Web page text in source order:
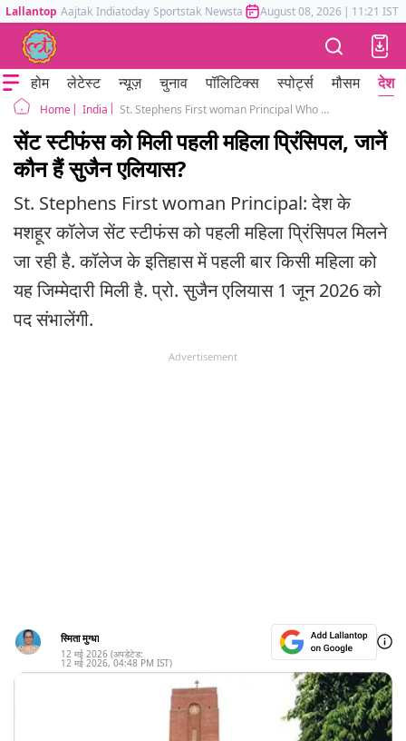
Lallantop Aajtak Indiatoday Sportstak Newstak Mumbai Tak Astrotak
August 08, 2026 | 11:21 IST
होम लेटेस्ट न्यूज़ चुनाव पॉलिटिक्स स्पोर्ट्स मौसम देश
Home India St. Stephens First woman Principal Who Professor Suzanne Elias
सेंट स्टीफंस को मिली पहली महिला प्रिंसिपल, जानें
कौन हैं सुजैन एलियास?
St. Stephens First woman Principal: देश के
मशहूर कॉलेज सेंट स्टीफंस को पहली महिला प्रिंसिपल मिलने
जा रही है. कॉलेज के इतिहास में पहली बार किसी महिला को
यह जिम्मेदारी मिली है. प्रो. सुजैन एलियास 1 जून 2026 को
पद संभालेंगी.
Advertisement
स्मिता मुग्धा
12 मई 2026 (अपडेटेड:
12 मई 2026, 04:48 PM IST)